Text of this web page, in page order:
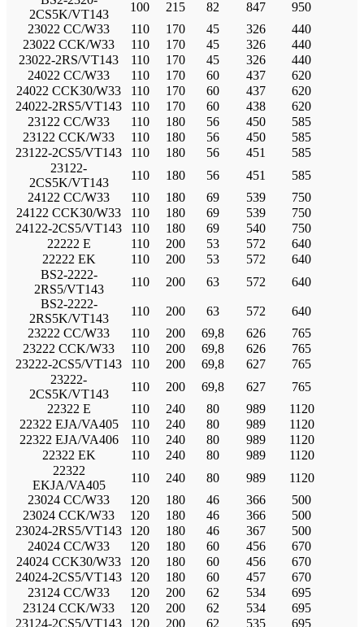
2CS5K/VT143
100 215 82 847
950
23022 CC/W33
110 170 45 326
440
23022 CCK/W33
110 170 45 326
440
23022-2RS/VT143
110 170 45 326
440
24022 CC/W33
110 170 60 437
620
24022 CCK30/W33
110 170 60 437
620
24022-2RS5/VT143
110 170 60 438
620
23122 CC/W33
110 180 56 450
585
23122 CCK/W33
110 180 56 450
585
23122-2CS5/VT143
110 180 56 451
585
23122-
2CS5K/VT143
110 180 56 451
585
24122 CC/W33
110 180 69 539
750
24122 CCK30/W33
110 180 69 539
750
24122-2CS5/VT143
110 180 69 540
750
22222 E
110 200 53 572
640
22222 EK
110 200 53 572
640
BS2-2222-
2RS5/VT143
110 200 63 572
640
BS2-2222-
2RS5K/VT143
110 200 63 572
640
23222 CC/W33
110 200 69,8 626
765
23222 CCK/W33
110 200 69,8 626
765
23222-2CS5/VT143
110 200 69,8 627
765
23222-
2CS5K/VT143
110 200 69,8 627
765
22322 E
110 240 80 989
1120
22322 EJA/VA405
110 240 80 989
1120
22322 EJA/VA406
110 240 80 989
1120
22322 EK
110 240 80 989
1120
22322
EKJA/VA405
110 240 80 989
1120
23024 CC/W33
120 180 46 366
500
23024 CCK/W33
120 180 46 366
500
23024-2RS5/VT143
120 180 46 367
500
24024 CC/W33
120 180 60 456
670
24024 CCK30/W33
120 180 60 456
670
24024-2CS5/VT143
120 180 60 457
670
23124 CC/W33
120 200 62 534
695
23124 CCK/W33
120 200 62 534
695
23124-2CS5/VT143
120 200 62 535
695